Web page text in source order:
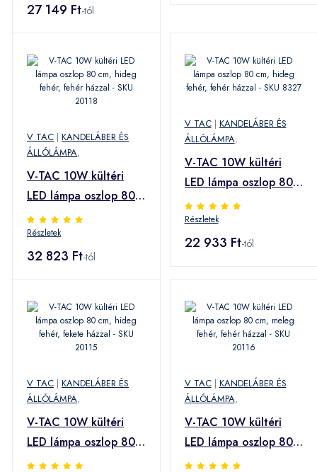
fehér házzal, 100
27 149 Ft-tól
V TAC | KANDELÁBER ÉS
ÁLLÓLÁMPA,
V-TAC 10W kültéri
LED lámpa oszlop 80
cm, hideg fehér, fehér
házzal - SKU 20118
Részletek
32 823 Ft-tól
V TAC| KANDELÁBER ÉS
ÁLLÓLÁMPA,
V-TAC 10W kültéri
LED lámpa oszlop 80
cm, hideg fehér, fehér
házzal - SKU 8327
Részletek
22 933 Ft-tól
V TAC | KANDELÁBER ÉS
ÁLLÓLÁMPA,
V-TAC 10W kültéri
LED lámpa oszlop 80
cm, hideg fehér,
V TAC| KANDELÁBER ÉS
ÁLLÓLÁMPA,
V-TAC 10W kültéri
LED lámpa oszlop 80
cm, meleg fehér, fehér